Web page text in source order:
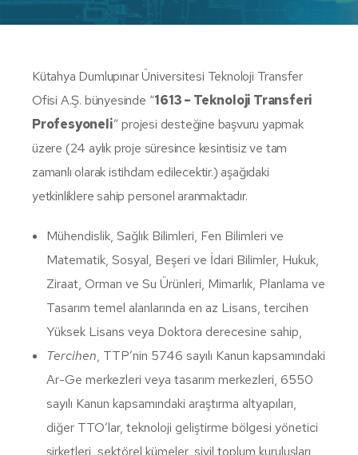
Kütahya Dumlupınar Üniversitesi Teknoloji Transfer
Ofisi A.Ş. bünyesinde “1613 – Teknoloji Transferi
Profesyoneli” projesi desteğine başvuru yapmak
üzere (24 aylık proje süresince kesintisiz ve tam
zamanlı olarak istihdam edilecektir.) aşağıdaki
yetkinliklere sahip personel aranmaktadır.
Mühendislik, Sağlık Bilimleri, Fen Bilimleri ve
Matematik, Sosyal, Beşeri ve İdari Bilimler, Hukuk,
Ziraat, Orman ve Su Ürünleri, Mimarlık, Planlama ve
Tasarım temel alanlarında en az Lisans, tercihen
Yüksek Lisans veya Doktora derecesine sahip,
Tercihen, TTP’nin 5746 sayılı Kanun kapsamındaki
Ar-Ge merkezleri veya tasarım merkezleri, 6550
sayılı Kanun kapsamındaki araştırma altyapıları,
diğer TTO’lar, teknoloji geliştirme bölgesi yönetici
şirketleri, sektörel kümeler, sivil toplum kuruluşları